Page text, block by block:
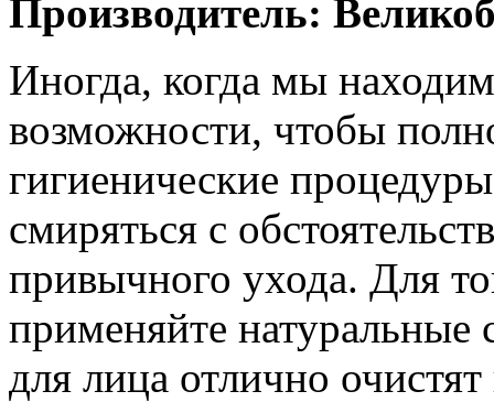
Производитель:
Иногда, когда мы
возможности, чтобы
гигиенические
смиряться с
привычного ухода. Для
применяйте натуральные
для лица отлично